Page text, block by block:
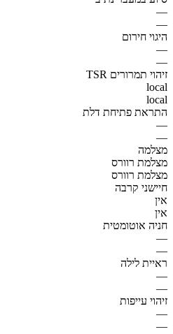
—
—
היגוי חירום
—
—
זיהוי תמרורים TSR
local
local
התראת פתיחת דלת
—
—
מצלמה
מצלמת רוורס
מצלמת רוורס
חיישני קרבה
אין
אין
חניה אוטומטית
—
—
ראיית לילה
—
—
זיהוי עייפות
—
—